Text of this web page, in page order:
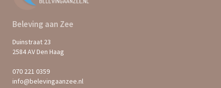
Beleving aan Zee
Duinstraat 23
2584 AV Den Haag
070 221 0359
info@belevingaanzee.nl